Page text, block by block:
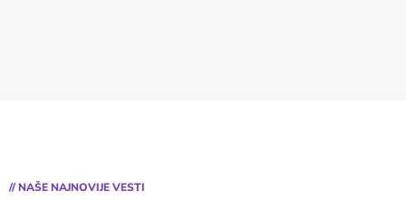
// NAŠE NAJNOVIJE VESTI